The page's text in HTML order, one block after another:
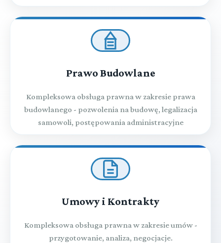
Prawo Budowlane
Kompleksowa obsługa prawna w zakresie prawa
budowlanego - pozwolenia na budowę, legalizacja
samowoli, postępowania administracyjne
Umowy i Kontrakty
Kompleksowa obsługa prawna w zakresie umów -
przygotowanie, analiza, negocjacje.